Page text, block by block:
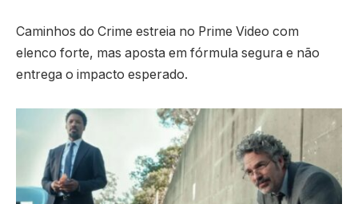
Caminhos do Crime estreia no Prime Video com
elenco forte, mas aposta em fórmula segura e não
entrega o impacto esperado.